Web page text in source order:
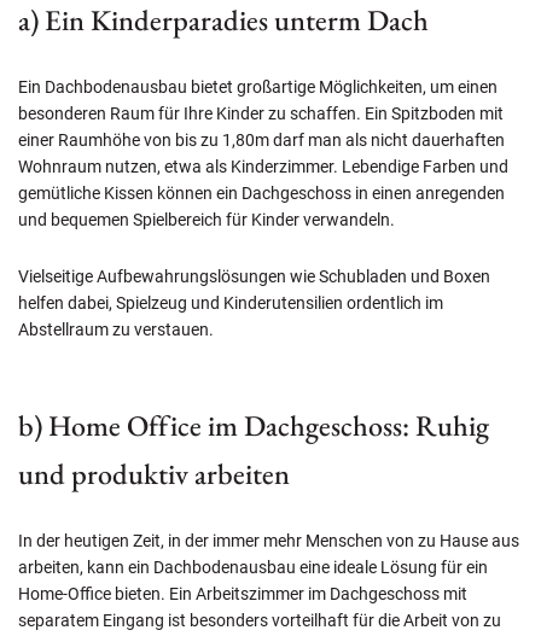
a) Ein Kinderparadies unterm Dach
Ein Dachbodenausbau bietet großartige Möglichkeiten, um einen
besonderen Raum für Ihre Kinder zu schaffen. Ein Spitzboden mit
einer Raumhöhe von bis zu 1,80m darf man als nicht dauerhaften
Wohnraum nutzen, etwa als Kinderzimmer. Lebendige Farben und
gemütliche Kissen können ein Dachgeschoss in einen anregenden
und bequemen Spielbereich für Kinder verwandeln.
Vielseitige Aufbewahrungslösungen wie Schubladen und Boxen
helfen dabei, Spielzeug und Kinderutensilien ordentlich im
Abstellraum zu verstauen.
b) Home Office im Dachgeschoss: Ruhig
und produktiv arbeiten
In der heutigen Zeit, in der immer mehr Menschen von zu Hause aus
arbeiten, kann ein Dachbodenausbau eine ideale Lösung für ein
Home-Office bieten. Ein Arbeitszimmer im Dachgeschoss mit
separatem Eingang ist besonders vorteilhaft für die Arbeit von zu